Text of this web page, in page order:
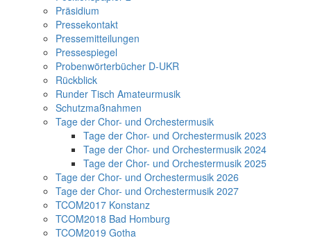
Präsidium
Pressekontakt
Pressemitteilungen
Pressespiegel
Probenwörterbücher D-UKR
Rückblick
Runder Tisch Amateurmusik
Schutzmaßnahmen
Tage der Chor- und Orchestermusik
Tage der Chor- und Orchestermusik 2023
Tage der Chor- und Orchestermusik 2024
Tage der Chor- und Orchestermusik 2025
Tage der Chor- und Orchestermusik 2026
Tage der Chor- und Orchestermusik 2027
TCOM2017 Konstanz
TCOM2018 Bad Homburg
TCOM2019 Gotha